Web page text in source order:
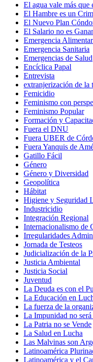
El agua vale más que
El Hambre es un
El Nuevo Plan
El Salario no es
Emergencia
Emergencia Sanitaria
Emergencias de Salud
Encíclica Papal
Entrevista
extranjerización de la
Femicidio
Feminismo con
Feminismo Popular
Formación y
Fuera el DNU
Fuera UBER de
Fuera Yanquis de
Gatillo Fácil
Género
Género y Diversidad
Geopolítica
Hábitat
Higiene y Seguridad
Industricidio
Integración Regional
Internacionalismo de
Irregularidades
Jornada de Testeos
Judicialización de la
Justicia Ambiental
Justicia Social
Juventud
La Deuda es con el
La Educación en
La fuerza de la
La Impunidad no será
La Patria no se Vende
La Salud en Lucha
Las Malvinas son
Latinoamérica
Latinoamérica y el